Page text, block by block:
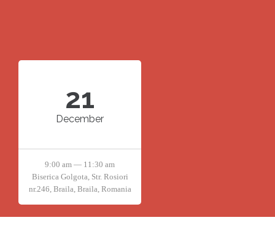
21
December
9:00 am — 11:30 am
Biserica Golgota, Str. Rosiori
nr.246, Braila, Braila, Romania